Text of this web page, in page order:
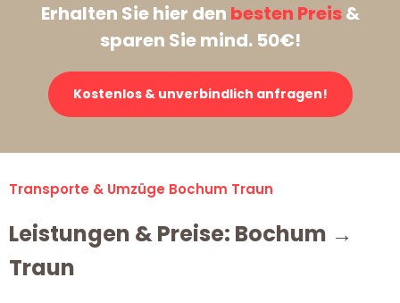
Erhalten Sie hier den besten Preis&
sparen Sie mind. 50€!
Kostenlos & unverbindlich anfragen!
Transporte & Umzüge Bochum Traun
Leistungen & Preise: Bochum →
Traun